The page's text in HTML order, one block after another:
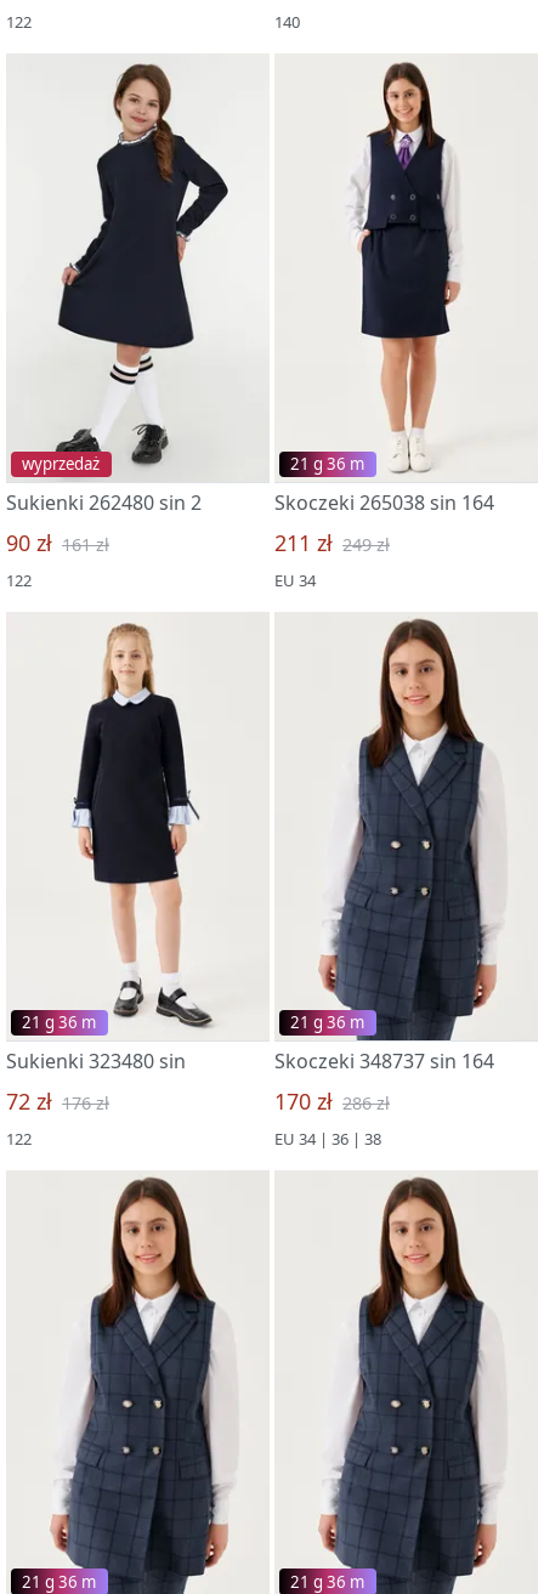
122 140
wyprzedaż
Sukienki 262480 sin 2
90 zł 161 zł
122
21 g 36 m
Skoczeki 265038 sin 164
211 zł 249 zł
EU 34
21 g 36 m
Sukienki 323480 sin
72 zł 176 zł
122
21 g 36 m
Skoczeki 348737 sin 164
170 zł 286 zł
EU 34 | 36 | 38
21 g 36 m 21 g 36 m